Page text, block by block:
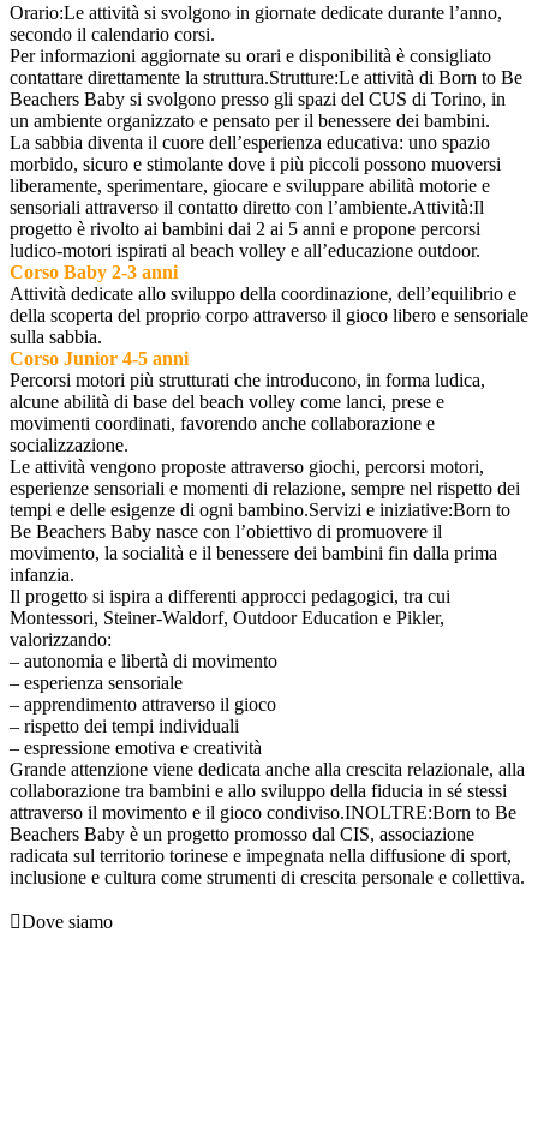
Orario:Le attività si svolgono in giornate dedicate durante l’anno,
secondo il calendario corsi.
Per informazioni aggiornate su orari e disponibilità è consigliato
contattare direttamente la struttura.Strutture:Le attività di Born to Be
Beachers Baby si svolgono presso gli spazi del CUS di Torino, in
un ambiente organizzato e pensato per il benessere dei bambini.
La sabbia diventa il cuore dell’esperienza educativa: uno spazio
morbido, sicuro e stimolante dove i più piccoli possono muoversi
liberamente, sperimentare, giocare e sviluppare abilità motorie e
sensoriali attraverso il contatto diretto con l’ambiente.Attività:Il
progetto è rivolto ai bambini dai 2 ai 5 anni e propone percorsi
ludico-motori ispirati al beach volley e all’educazione outdoor.
Corso Baby 2-3 anni
Attività dedicate allo sviluppo della coordinazione, dell’equilibrio e
della scoperta del proprio corpo attraverso il gioco libero e sensoriale
sulla sabbia.
Corso Junior 4-5 anni
Percorsi motori più strutturati che introducono, in forma ludica,
alcune abilità di base del beach volley come lanci, prese e
movimenti coordinati, favorendo anche collaborazione e
socializzazione.
Le attività vengono proposte attraverso giochi, percorsi motori,
esperienze sensoriali e momenti di relazione, sempre nel rispetto dei
tempi e delle esigenze di ogni bambino.Servizi e iniziative:Born to
Be Beachers Baby nasce con l’obiettivo di promuovere il
movimento, la socialità e il benessere dei bambini fin dalla prima
infanzia.
Il progetto si ispira a differenti approcci pedagogici, tra cui
Montessori, Steiner-Waldorf, Outdoor Education e Pikler,
valorizzando:
– autonomia e libertà di movimento
– esperienza sensoriale
– apprendimento attraverso il gioco
– rispetto dei tempi individuali
– espressione emotiva e creatività
Grande attenzione viene dedicata anche alla crescita relazionale, alla
collaborazione tra bambini e allo sviluppo della fiducia in sé stessi
attraverso il movimento e il gioco condiviso.INOLTRE:Born to Be
Beachers Baby è un progetto promosso dal CIS, associazione
radicata sul territorio torinese e impegnata nella diffusione di sport,
inclusione e cultura come strumenti di crescita personale e collettiva.
Dove siamo